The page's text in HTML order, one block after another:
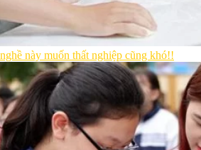
này muốn thất nghiệp cũng khó!!